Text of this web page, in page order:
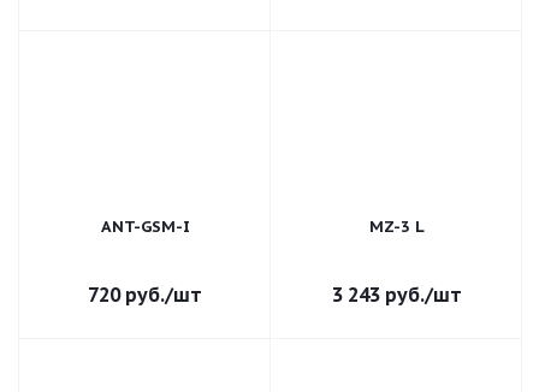
ANT-GSM-I
720руб./шт
MZ-3 L
3 243руб./шт